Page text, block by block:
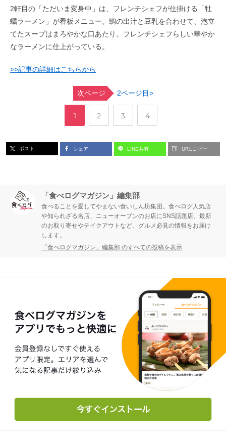
2軒目の「ただいま変身中」は、フレンチシェフが仕掛ける「牡
蠣ラーメン」が看板メニュー。鯛の出汁と豆乳を合わせて、泡立
てたスープはまろやかな口あたり。フレンチシェフらしい華やか
なラーメンに仕上がっている。
>>記事の詳細はこちらから
次ページ 2ページ目>
ペ
ジ
1
,
ペ
ジ
2
,
ペ
ジ
3
,
ペ
ジ
4
ポスト シェア LINE共有 URLコピー
「食べログマガジン」編集部
食べることを愛してやまない食いしん坊集団。食べログ人気店
や知られざる名店、ニューオープンのお店にSNS話題店、最新
のお取り寄せやテイクアウトなど、グルメ必見の情報をお届け
します。
「食べログマガジン」編集部 のすべての投稿を表示